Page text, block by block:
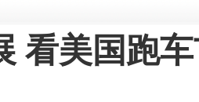
看美国跑